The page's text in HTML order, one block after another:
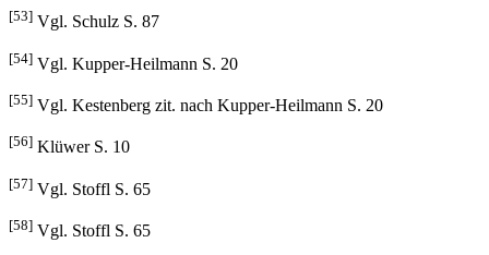
[52] Vgl. Schulz S. 87
[53] Vgl. Schulz S. 87
[54] Vgl. Kupper-Heilmann S. 20
[55] Vgl. Kestenberg zit. nach Kupper-Heilmann S. 20
[56] Klüwer S. 10
[57] Vgl. Stoffl S. 65